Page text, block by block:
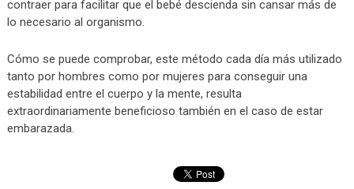
contraer para facilitar que el bebé descienda sin cansar más de
lo necesario al organismo.
Cómo se puede comprobar, este método cada día más utilizado
tanto por hombres como por mujeres para conseguir una
estabilidad entre el cuerpo y la mente, resulta
extraordinariamente beneficioso también en el caso de estar
embarazada.